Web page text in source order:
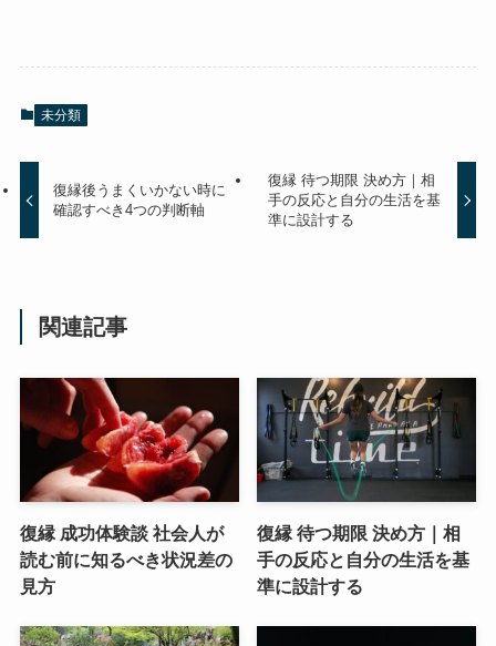
未分類
復縁後うまくいかない時に
確認すべき4つの判断軸
復縁 待つ期限 決め方｜相
手の反応と自分の生活を基
準に設計する
関連記事
復縁 成功体験談 社会人が
読む前に知るべき状況差の
見方
復縁 待つ期限 決め方｜相
手の反応と自分の生活を基
準に設計する